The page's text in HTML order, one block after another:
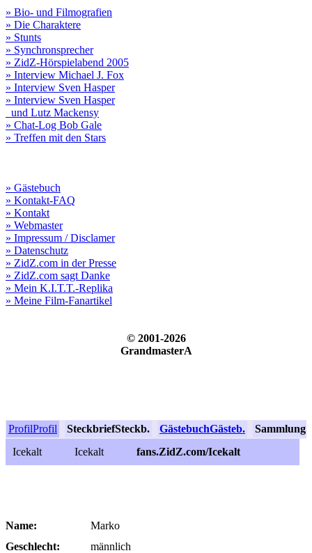
» Bio- und Filmografien
» Die Charaktere
» Stunts
» Synchronsprecher
» ZidZ-Hörspielabend 2005
» Interview Michael J. Fox
» Interview Sven Hasper
» Interview Sven Hasper
und Lutz Mackensy
» Chat-Log Bob Gale
» Treffen mit den Stars
» Gästebuch
» Kontakt-FAQ
» Kontakt
» Webmaster
» Impressum / Disclamer
» Datenschutz
» ZidZ.com in der Presse
» ZidZ.com sagt Danke
» Mein K.I.T.T.-Replika
» Meine Film-Fanartikel
© 2001-2026
GrandmasterA
ProfilProfil SteckbriefSteckb. GästebuchGästeb. Sammlung
Icekalt
Icekalt fans.ZidZ.com/Icekalt
Name:
Marko
Geschlecht:
männlich